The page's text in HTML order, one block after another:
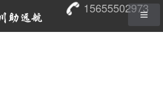
15655502973